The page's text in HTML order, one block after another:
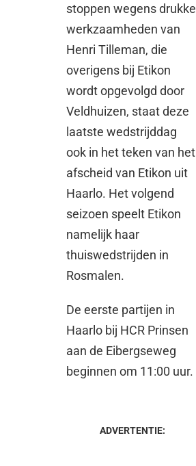
stoppen wegens drukke
werkzaamheden van
Henri Tilleman, die
overigens bij Etikon
wordt opgevolgd door
Veldhuizen, staat deze
laatste wedstrijddag
ook in het teken van het
afscheid van Etikon uit
Haarlo. Het volgend
seizoen speelt Etikon
namelijk haar
thuiswedstrijden in
Rosmalen.
De eerste partijen in
Haarlo bij HCR Prinsen
aan de Eibergseweg
beginnen om 11:00 uur.
ADVERTENTIE: